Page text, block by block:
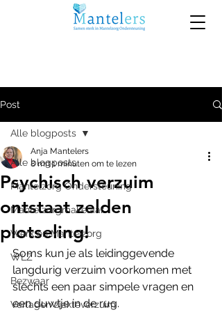
Post
Alle blogposts
Mantelzorg Ondersteuning
Mantelzorgmakelaar
Werk en Mantelzorg
WLZ
Bezwaar
Verlagen ziekteverzuim
Alle blogposts
Psychisch verzuim
ontstaat zelden
plotseling!
Anja Mantelers
8 mrt1 minuten om te lezen
Soms kun je als leidinggevende
langdurig verzuim voorkomen met
slechts een paar simpele vragen en
een duwtje in de rug.